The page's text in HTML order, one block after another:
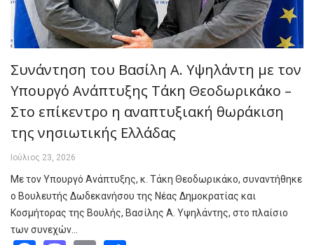
Συνάντηση του Βασίλη Α. Υψηλάντη με τον
Υπουργό Ανάπτυξης Τάκη Θεοδωρικάκο –
Στο επίκεντρο η αναπτυξιακή θωράκιση
της νησιωτικής Ελλάδας
Ιούλιος 23, 2026
Με τον Υπουργό Ανάπτυξης, κ. Τάκη Θεοδωρικάκο, συναντήθηκε
ο Βουλευτής Δωδεκανήσου της Νέας Δημοκρατίας και
Κοσμήτορας της Βουλής, Βασίλης Α. Υψηλάντης, στο πλαίσιο
των συνεχών…